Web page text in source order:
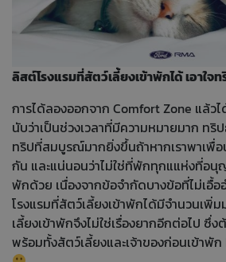
ลิสต์โรงแรมที่สัตว์เลี้ยงเข้าพักได้ เอาใจ
การได้ลองออกจาก Comfort Zone แล้วไ
นับว่าเป็นช่วงเวลาที่มีความหมายมาก ทริ
ทริปที่สมบูรณ์มากยิ่งขึ้นถ้าหากเราพาเพื่
กัน และแน่นอนว่าไม่ใช่ที่พักทุกแแห่งที่อนุ
พักด้วย เนื่องจากข้อจำกัดบางข้อที่ไม่เอื้
โรงแรมที่สัตว์เลี้ยงเข้าพักได้มีจำนวนเพิ่
เลี้ยงเข้าพักจึงไม่ใช่เรื่องยากอีกต่อไป ซึ่ง
พร้อมทั้งสัตว์เลี้ยงและเจ้าของก่อนเข้าพั